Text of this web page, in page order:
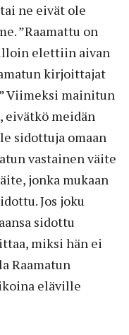
ne eivät ole
”Raamattu on
elettiin aivan
kirjoittajat
Viimeksi mainitun
eivätkö meidän
sidottuja omaan
vastainen väite
jonka mukaan
Jos joku
sidottu
miksi hän ei
Raamatun
eläville